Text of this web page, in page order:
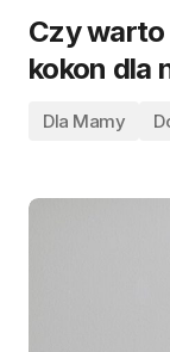
Czy
kokon dla
Dla Mamy